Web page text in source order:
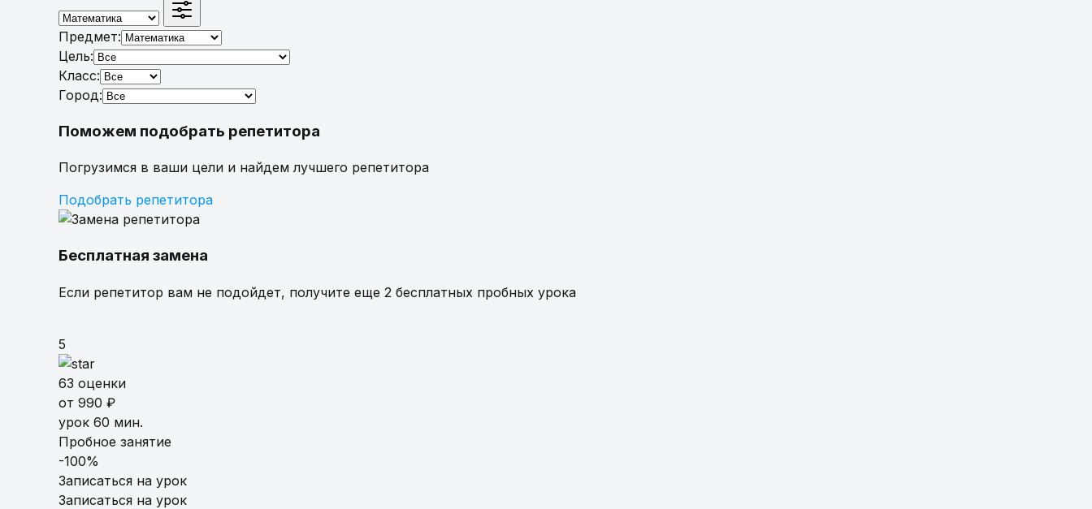
Репетиторы
Как это работает
Цены
Пробное занятие
-100%
Предмет:
Цель:
Класс:
Город:
Поможем подобрать репетитора
Погрузимся в ваши цели и найдем лучшего репетитора
Подобрать репетитора
Бесплатная замена
Если репетитор вам не подойдет, получите еще 2 бесплатных пробных урока
5
63 оценки
от 990 ₽
урок 60 мин.
Пробное занятие
-100%
Записаться на урок
Записаться на урок